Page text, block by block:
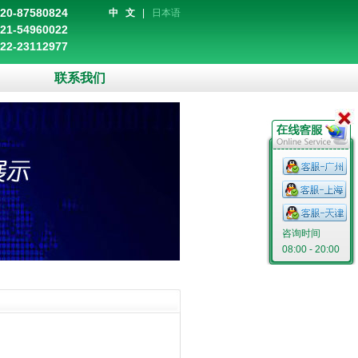
中 文 日本语
87580824
54960022
23112977
联系我们
咨询时间
08:00 - 20:00